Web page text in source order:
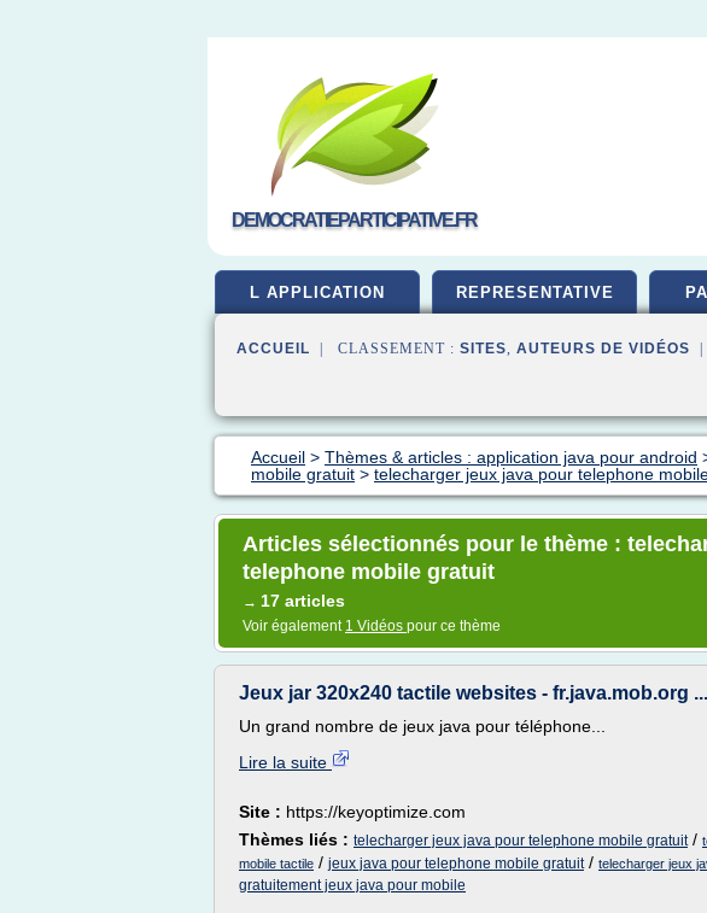
DEMOCRATIEPARTICIPATIVE.FR
L APPLICATION REPRESENTATIVE
ACCUEIL | CLASSEMENT : SITES, AUTEURS DE VIDÉOS |
Accueil > Thèmes & articles : application java pour android
mobile gratuit > telecharger jeux java pour telephone
Articles sélectionnés pour le thème :
telephone mobile gratuit
→ 17 articles
Voir également 1 Vidéos pour ce thème
Jeux jar 320x240 tactile websites - fr.java.mob.org ...
Un grand nombre de jeux java pour téléphone...
Lire la suite
Site : https://keyoptimize.com
Thèmes liés : telecharger jeux java pour telephone mobile gratuit/
mobile tactile / jeux java pour telephone mobile gratuit/ telecharger jeux
gratuitement jeux java pour mobile